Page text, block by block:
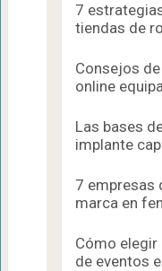
7
tiendas de
Consejos
online
Las bases
implante
7 empresas
marca en
Cómo
de eventos